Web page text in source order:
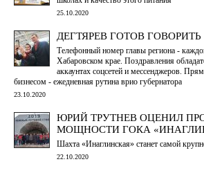
25.10.2020
ДЕГТЯРЕВ ГОТОВ
Телефонный номер главы региона -
Хабаровском крае. Поздравления
аккаунтах соцсетей и мессенджеров.
бизнесом - ежедневная рутина врио губернатора
23.10.2020
ЮРИЙ ТРУТНЕВ ОЦЕНИЛ
МОЩНОСТИ ГОКА
Шахта «Инаглинская» станет самой
22.10.2020